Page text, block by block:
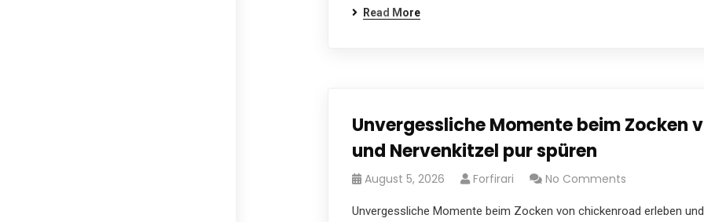
Read More
Unvergessliche Momente beim Zocken
und Nervenkitzel pur spüren
August 5, 2026 Forfirari No Comments
Unvergessliche Momente beim Zocken von chickenroad erleben